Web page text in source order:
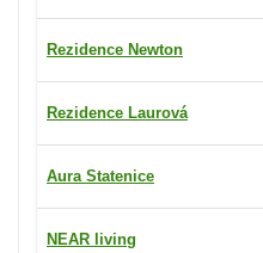
Rezidence Newton
Rezidence Laurová
Aura Statenice
NEAR living